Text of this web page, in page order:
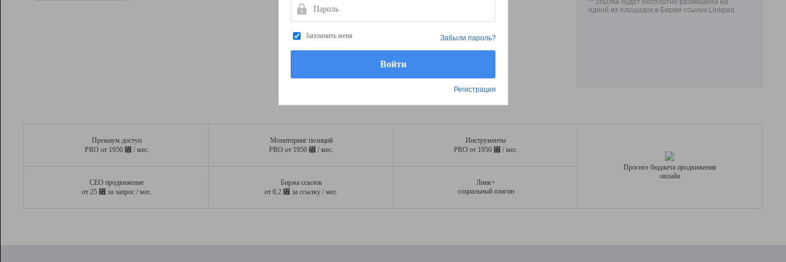
** ссылка будет бесплатно размещена на
одной из площадок в Бирже ссылок Linkpad
Премиум доступ
PRO от 1950 ⃏ / мес.
Мониторинг позиций
PRO от 1950 ⃏ / мес.
Инструменты
PRO от 1950 ⃏ / мес.
СЕО продвижение
от 25 ⃏ за запрос / мес.
Биржа ссылок
от 0,2 ⃏ за ссылку / мес.
Линк+
социальный плагин
Прогноз бюджета продвижения
онлайн
Пароль
Запомнить меня
Регистрация
Забыли пароль?